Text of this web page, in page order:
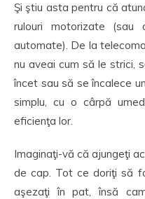
Şi ştiu asta pentru că
rulouri motorizate (sau
automate). De la
nu aveai cum să le strici,
încet sau să se încalece
simplu, cu o cârpă
eficienţa lor.
Imaginaţi-vă că ajungeţi
de cap. Tot ce doriţi să
aşezaţi în pat, însă